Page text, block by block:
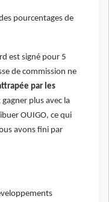
pourcentages de
est signé pour 5
de commission ne
par les
gagner plus avec la
OUIGO, ce qui
avons fini par